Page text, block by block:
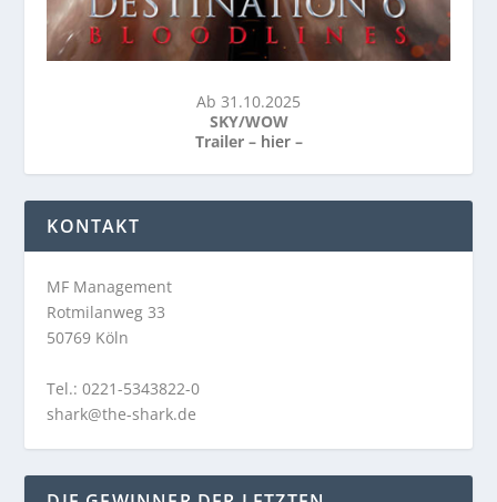
Ab 31.10.2025
SKY/WOW
Trailer – hier –
KONTAKT
MF Management
Rotmilanweg 33
50769 Köln
Tel.: 0221-5343822-0
shark@the-shark.de